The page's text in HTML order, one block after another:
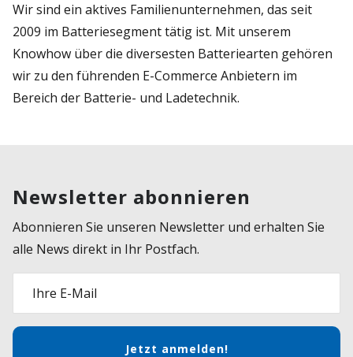
Wir sind ein aktives Familienunternehmen, das seit
2009 im Batteriesegment tätig ist. Mit unserem
Knowhow über die diversesten Batteriearten gehören
wir zu den führenden E-Commerce Anbietern im
Bereich der Batterie- und Ladetechnik.
Newsletter abonnieren
Abonnieren Sie unseren Newsletter und erhalten Sie
alle News direkt in Ihr Postfach.
Ihre E-Mail
Jetzt anmelden!